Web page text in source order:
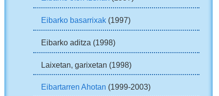
Eibarko basarrixak(1997)
Eibarko aditza (1998)
Laixetan, garixetan (1998)
Eibartarren Ahotan (1999-2003)